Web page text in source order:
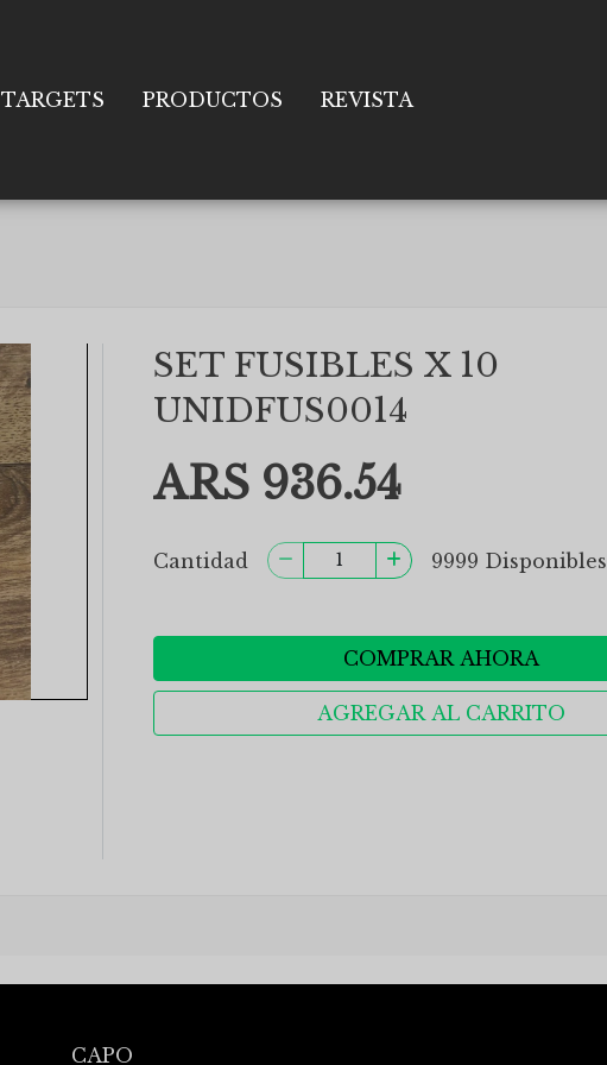
TARGETS PRODUCTOS REVISTA
SET FUSIBLES X 10
UNIDFUS0014
ARS 936.54
Cantidad 9999 Disponibles
COMPRAR AHORA
AGREGAR AL CARRITO
CAPO